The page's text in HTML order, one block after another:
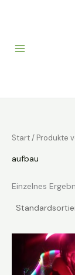
Start/ Produkte
aufbau
Einzelnes